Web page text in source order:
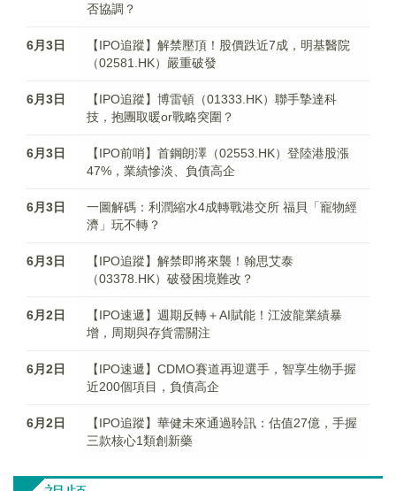
否協調？
6月3日
【IPO追蹤】解禁壓頂！股價跌近7成，明基醫院
（02581.HK）嚴重破發
6月3日
【IPO追蹤】博雷頓（01333.HK）聯手摯達科
技，抱團取暖or戰略突圍？
6月3日
【IPO前哨】首鋼朗澤（02553.HK）登陸港股漲
47%，業績慘淡、負債高企
6月3日
一圖解碼：利潤縮水4成轉戰港交所 福貝「寵物經
濟」玩不轉？
6月3日
【IPO追蹤】解禁即將來襲！翰思艾泰
（03378.HK）破發困境難改？
6月2日
【IPO速遞】週期反轉＋AI賦能！江波龍業績暴
增，周期與存貨需關注
6月2日
【IPO速遞】CDMO賽道再迎選手，智享生物手握
近200個項目，負債高企
6月2日
【IPO追蹤】華健未來通過聆訊：估值27億，手握
三款核心1類創新藥